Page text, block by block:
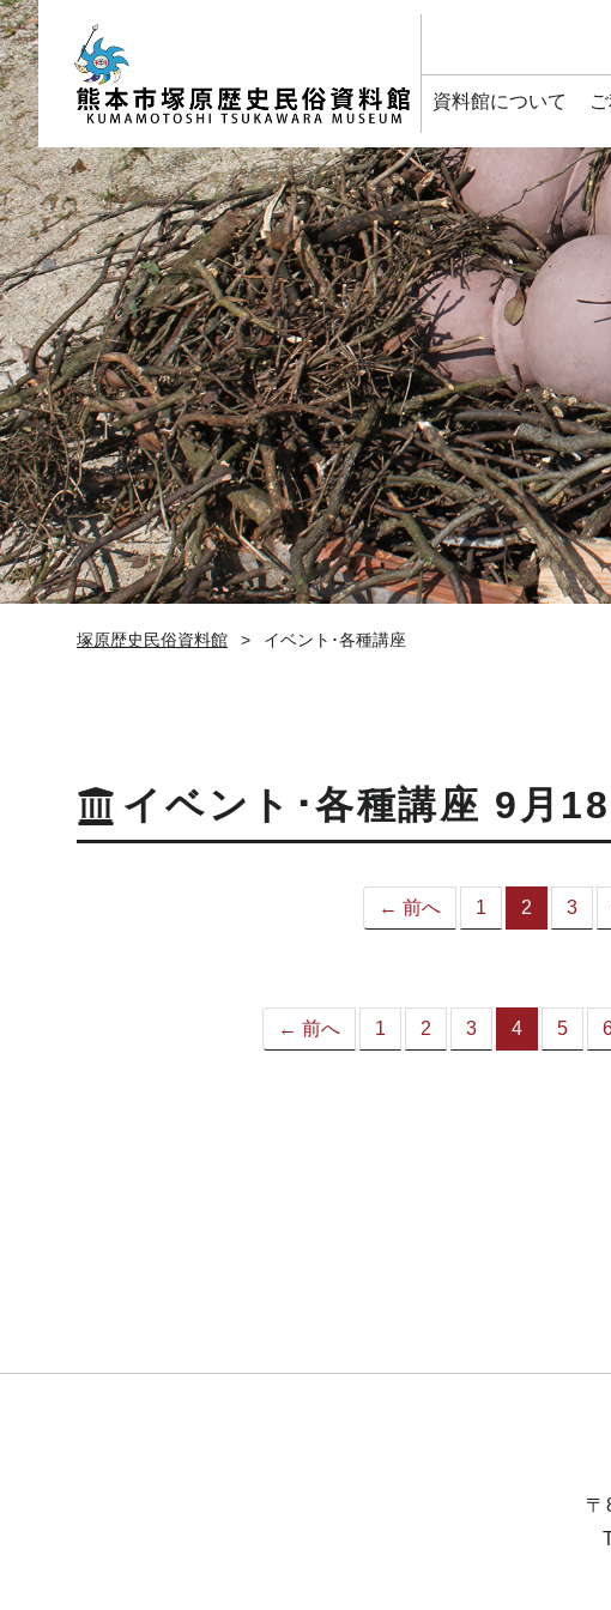
資料館について
塚原歴史民俗資料館 イベント･各種講座
イベント･各種講座 9月
← 前へ 1 2
（こ
ジ）
3
← 前へ 1 2 3 4
（こ
5